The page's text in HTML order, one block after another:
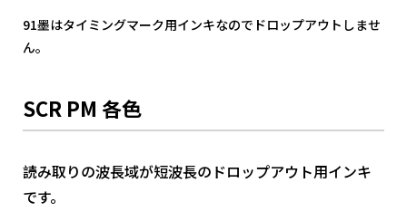
91墨はタイミングマーク用インキなのでドロップアウトしませ
ん。
SCR PM 各色
読み取りの波長域が短波長のドロップアウト用インキ
です。